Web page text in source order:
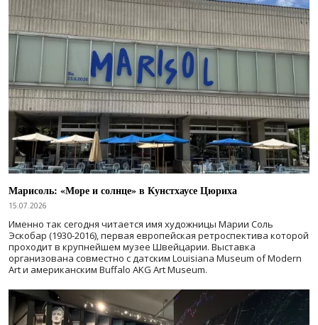
Марисоль: «Море и солнце» в Кунстхаусе Цюриха
15.07.2026
Именно так сегодня читается имя художницы Марии Соль
Эскобар (1930-2016), первая европейская ретроспектива которой
проходит в крупнейшем музее Швейцарии. Выставка
организована совместно с датским Louisiana Museum of Modern
Art и американским Buffalo AKG Art Museum.